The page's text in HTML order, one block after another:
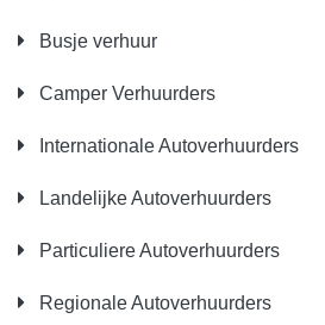
Busje verhuur
Camper Verhuurders
Internationale Autoverhuurders
Landelijke Autoverhuurders
Particuliere Autoverhuurders
Regionale Autoverhuurders